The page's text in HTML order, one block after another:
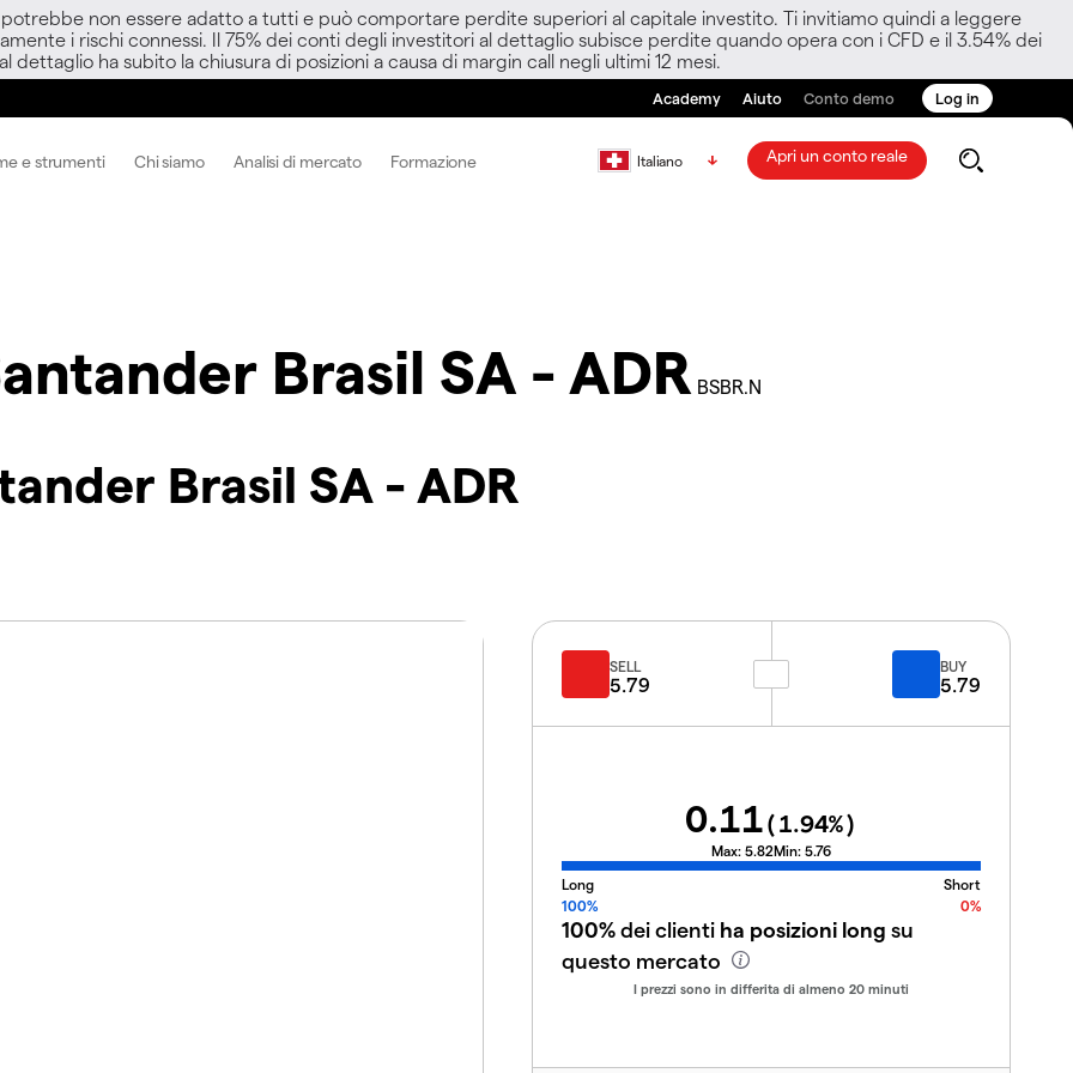
non essere adatto a tutti e può comportare perdite superiori al capitale investito. Ti invitiamo quindi a leggere
i rischi connessi. Il 75% dei conti degli investitori al dettaglio subisce perdite quando opera con i CFD e il 3.54% dei
dettaglio ha subito la chiusura di posizioni a causa di margin call negli ultimi 12 mesi.
Academy Aiuto Conto demo Log in
e strumenti Chi siamo Analisi di mercato Formazione Italiano Apri un conto reale
Brasil SA - ADR BSBR.N
Brasil SA - ADR
SELL
5.79
BUY
5.79
0.11(1.94%)
Max: 5.82Min: 5.76
Long
Short
100%
0%
100%dei clienti ha posizioni long su
questo mercato
I prezzi sono in differita di almeno 20 minuti